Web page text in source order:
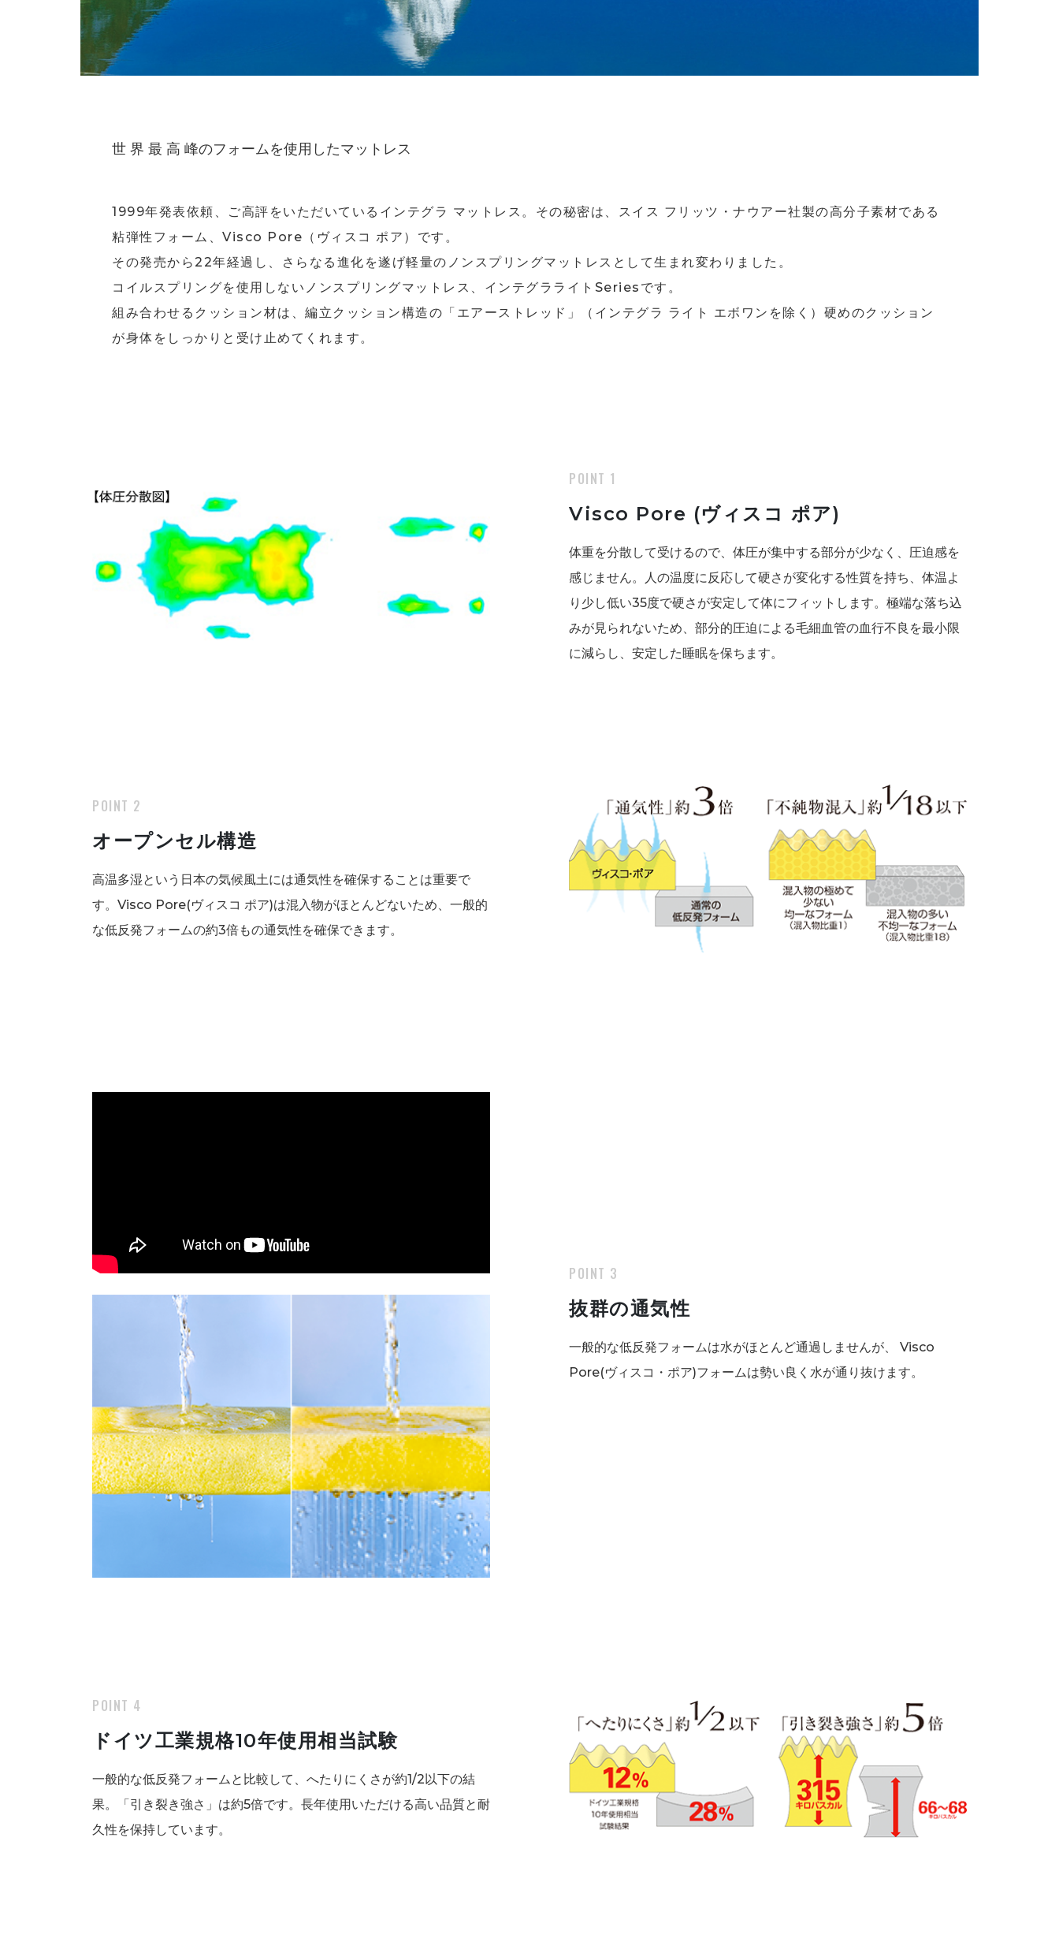
世 界 最 高 峰のフォームを使用したマットレス
1999年発表依頼、ご高評をいただいているインテグラ マットレス。その秘密は、スイス フリッツ・ナウアー社製の高分子素材である
粘弾性フォーム、Visco Pore（ヴィスコ ポア）です。
その発売から22年経過し、さらなる進化を遂げ軽量のノンスプリングマットレスとして生まれ変わりました。
コイルスプリングを使用しないノンスプリングマットレス、インテグラライトSeriesです。
組み合わせるクッション材は、編立クッション構造の「エアーストレッド」（インテグラ ライト エボワンを除く）硬めのクッション
が身体をしっかりと受け止めてくれます。
POINT 1
Visco Pore (ヴィスコ ポア)
体重を分散して受けるので、体圧が集中する部分が少なく、圧迫感を
感じません。人の温度に反応して硬さが変化する性質を持ち、体温よ
り少し低い35度で硬さが安定して体にフィットします。極端な落ち込
みが見られないため、部分的圧迫による毛細血管の血行不良を最小限
に減らし、安定した睡眠を保ちます。
POINT 2
オープンセル構造
高温多湿という日本の気候風土には通気性を確保することは重要で
す。Visco Pore(ヴィスコ ポア)は混入物がほとんどないため、一般的
な低反発フォームの約3倍もの通気性を確保できます。
POINT 3
抜群の通気性
一般的な低反発フォームは水がほとんど通過しませんが、 Visco
Pore(ヴィスコ・ポア)フォームは勢い良く水が通り抜けます。
POINT 4
ドイツ工業規格10年使用相当試験
一般的な低反発フォームと比較して、へたりにくさが約1/2以下の結
果。「引き裂き強さ」は約5倍です。長年使用いただける高い品質と耐
久性を保持しています。